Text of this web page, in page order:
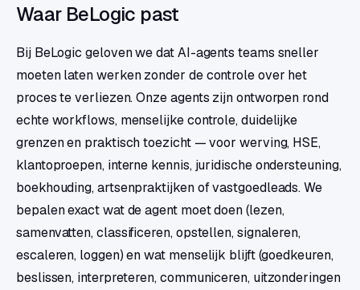
Waar BeLogic past
Bij BeLogic geloven we dat AI-agents teams sneller
moeten laten werken zonder de controle over het
proces te verliezen. Onze agents zijn ontworpen rond
echte workflows, menselijke controle, duidelijke
grenzen en praktisch toezicht — voor werving, HSE,
klantoproepen, interne kennis, juridische ondersteuning,
boekhouding, artsenpraktijken of vastgoedleads. We
bepalen exact wat de agent moet doen (lezen,
samenvatten, classificeren, opstellen, signaleren,
escaleren, loggen) en wat menselijk blijft (goedkeuren,
beslissen, interpreteren, communiceren, uitzonderingen